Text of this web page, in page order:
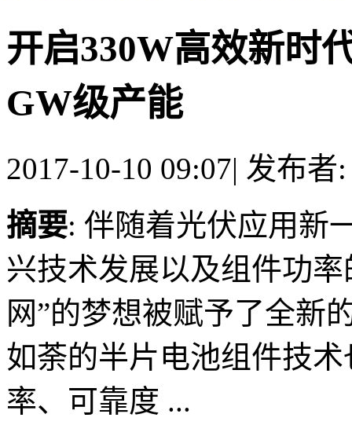
开启330W高效新时
GW级产能
2017-10-10 09:07| 发布者
摘要: 伴随着光伏应用新
兴技术发展以及组件功
网”的梦想被赋予了全新
如荼的半片电池组件技
率、可靠度 ...